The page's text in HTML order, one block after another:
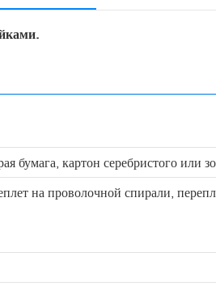
бумага, картон серебристого или
на проволочной спирали,